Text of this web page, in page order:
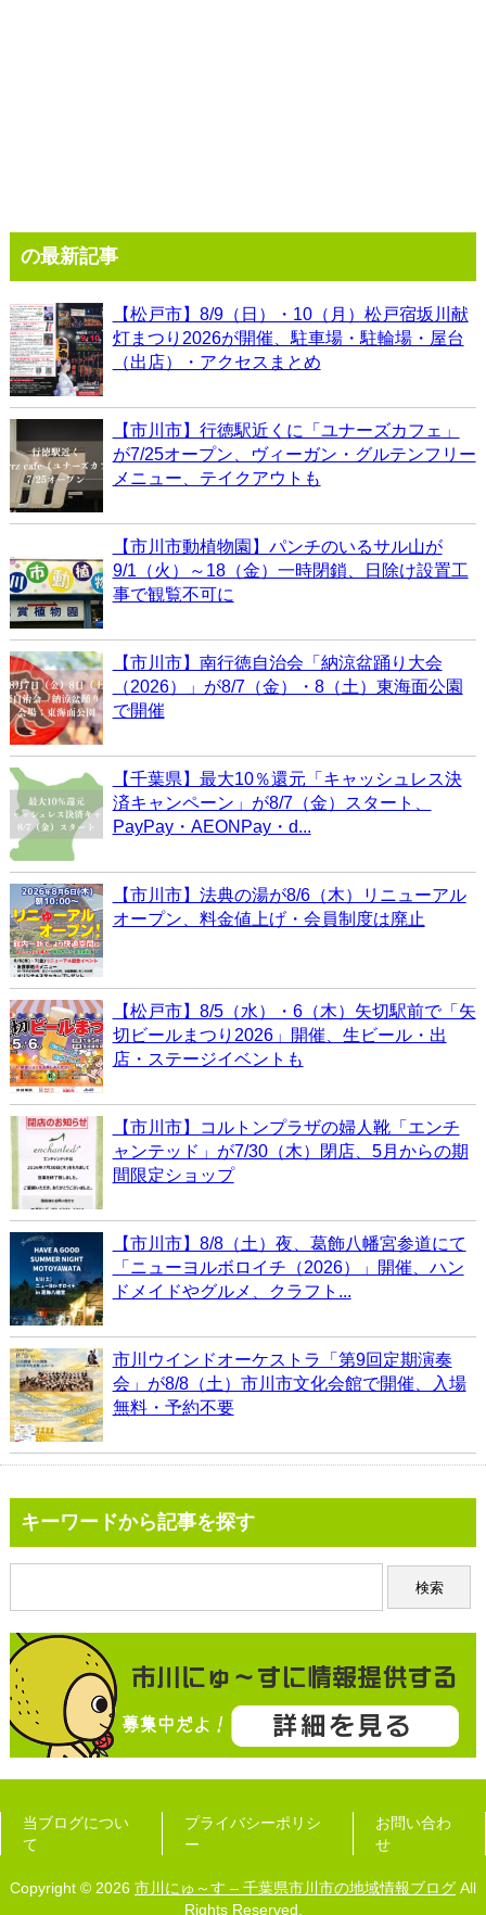
の最新記事
【松戸市】8/9（日）・10（月）松戸宿坂川献
灯まつり2026が開催、駐車場・駐輪場・屋台
（出店）・アクセスまとめ
【市川市】行徳駅近くに「ユナーズカフェ」
が7/25オープン、ヴィーガン・グルテンフリー
メニュー、テイクアウトも
【市川市動植物園】パンチのいるサル山が
9/1（火）～18（金）一時閉鎖、日除け設置工
事で観覧不可に
【市川市】南行徳自治会「納涼盆踊り大会
（2026）」が8/7（金）・8（土）東海面公園
で開催
【千葉県】最大10％還元「キャッシュレス決
済キャンペーン」が8/7（金）スタート、
PayPay・AEONPay・d...
【市川市】法典の湯が8/6（木）リニューアル
オープン、料金値上げ・会員制度は廃止
【松戸市】8/5（水）・6（木）矢切駅前で「矢
切ビールまつり2026」開催、生ビール・出
店・ステージイベントも
【市川市】コルトンプラザの婦人靴「エンチ
ャンテッド」が7/30（木）閉店、5月からの期
間限定ショップ
【市川市】8/8（土）夜、葛飾八幡宮参道にて
「ニューヨルボロイチ（2026）」開催、ハン
ドメイドやグルメ、クラフト...
市川ウインドオーケストラ「第9回定期演奏
会」が8/8（土）市川市文化会館で開催、入場
無料・予約不要
キーワードから記事を探す
当ブログについ
て
プライバシーポリシ
ー
お問い合わ
せ
Copyright © 2026 市川にゅ～す – 千葉県市川市の地域情報ブログ All
Rights Reserved.